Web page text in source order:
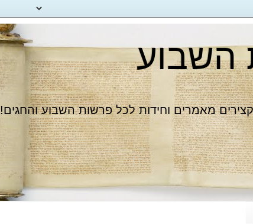
השבוע
מאמרים וחידות לכל פרשות השבוע והחגים!